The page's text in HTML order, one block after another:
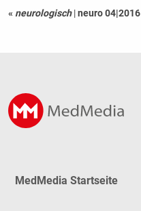
« neurologisch |neuro 04|2016
MedMedia Startseite